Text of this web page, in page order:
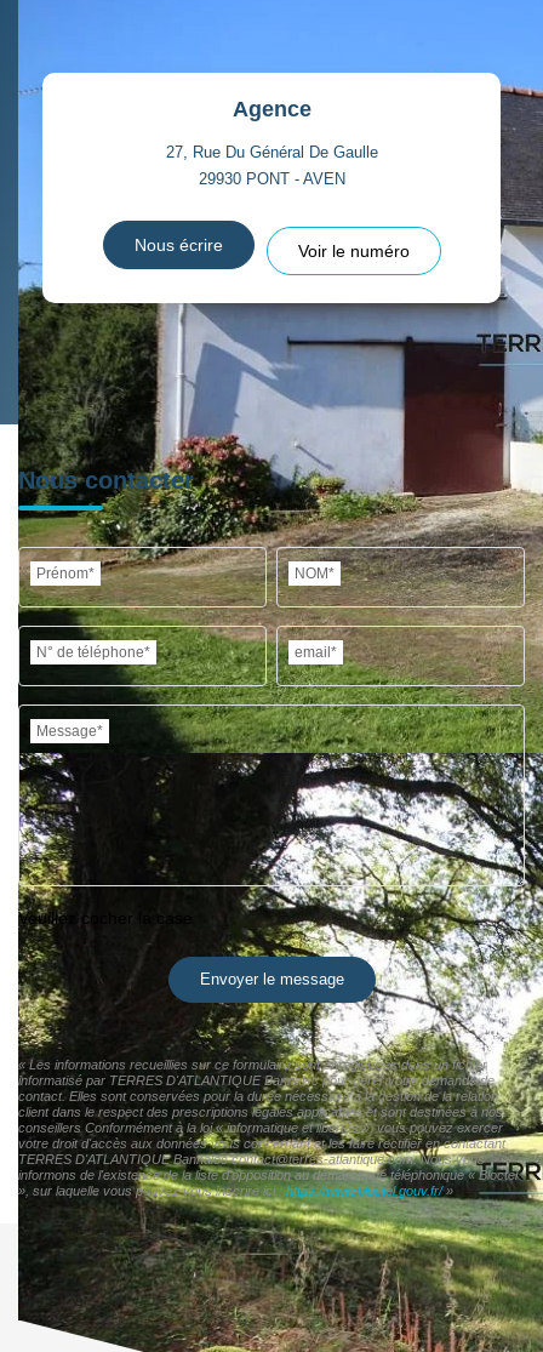
Agence
27, Rue Du Général De Gaulle
29930 PONT - AVEN
Nous écrire Voir le numéro
Nous contacter
Prénom* NOM*
N° de téléphone* email*
Message*
Veuillez cocher la case
Envoyer le message
« Les informations recueillies sur ce formulaire sont enregistrées dans un fichier
informatisé par TERRES D'ATLANTIQUE Bannalec pour gérer votre demande de
contact. Elles sont conservées pour la durée nécessaire à la gestion de la relation
client dans le respect des prescriptions légales applicables et sont destinées à nos
conseillers Conformément à la loi « informatique et libertés », vous pouvez exercer
votre droit d'accès aux données vous concernant et les faire rectifier en contactant
TERRES D'ATLANTIQUE Bannalec contact@terres-atlantique.com. Nous vous
informons de l'existence de la liste d'opposition au démarchage téléphonique « Bloctel
», sur laquelle vous pouvez vous inscrire ici :https://www.bloctel.gouv.fr/»